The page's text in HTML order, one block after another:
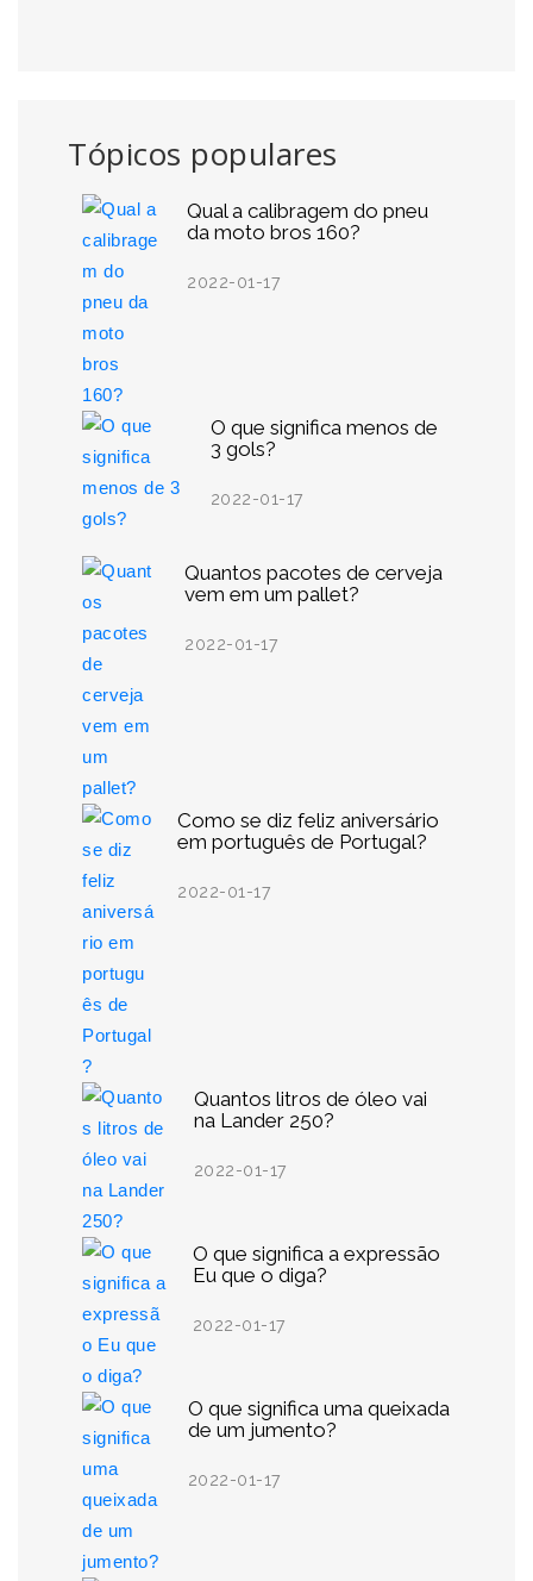
Tópicos populares
Qual a calibragem do pneu
da moto bros 160?
2022-01-17
O que significa menos de
3 gols?
2022-01-17
Quantos pacotes de cerveja
vem em um pallet?
2022-01-17
Como se diz feliz aniversário
em português de Portugal?
2022-01-17
Quantos litros de óleo vai
na Lander 250?
2022-01-17
O que significa a expressão
Eu que o diga?
2022-01-17
O que significa uma queixada
de um jumento?
2022-01-17